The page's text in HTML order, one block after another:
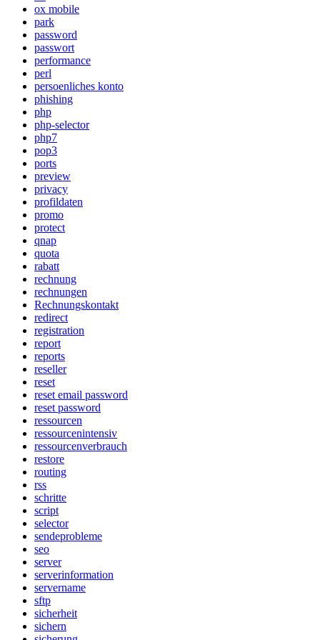
ox mobile
park
password
passwort
performance
perl
persoenliches konto
phishing
php
php-selector
php7
pop3
ports
preview
privacy
profildaten
promo
protect
qnap
quota
rabatt
rechnung
rechnungen
Rechnungskontakt
redirect
registration
report
reports
reseller
reset
reset email password
reset password
ressourcen
ressourcenintensiv
ressourcenverbrauch
restore
routing
rss
schritte
script
selector
sendeprobleme
seo
server
serverinformation
servername
sftp
sicherheit
sichern